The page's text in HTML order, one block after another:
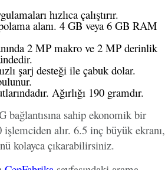
hızlıca çalıştırır.
alanı. 4 GB veya 6 GB RAM
2 MP makro ve 2 MP derinlik
şarj desteği ile çabuk dolar.
Ağırlığı 190 gramdır.
bağlantısına sahip ekonomik bir
alır. 6.5 inç büyük ekranı,
kolayca çıkarabilirsiniz.